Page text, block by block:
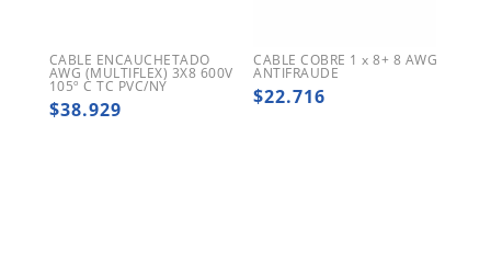
CABLE ENCAUCHETADO
AWG (MULTIFLEX) 3X8 600V
105º C TC PVC/NY
$38.929
CABLE COBRE 1 x 8+ 8 AWG
ANTIFRAUDE
$22.716